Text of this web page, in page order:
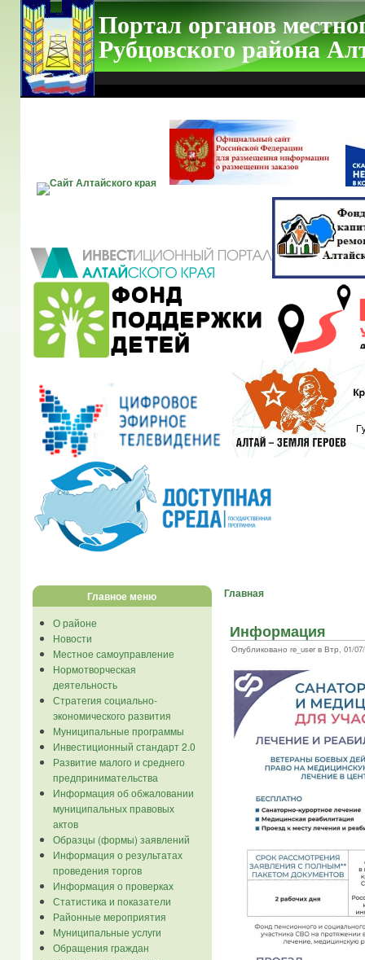
Портал органов
Рубцовского района
Главное меню
О районе
Новости
Местное самоуправление
Нормотворческая
деятельность
Стратегия социально-
экономического развития
Муниципальные программы
Инвестиционный стандарт 2.0
Развитие малого и среднего
предпринимательства
Информация об обжаловании
муниципальных правовых
актов
Образцы (формы) заявлений
Информация о результатах
проведения торгов
Информация о проверках
Статистика и показатели
Районные мероприятия
Муниципальные услуги
Обращения граждан
Главная
Информация
Опубликовано re_user в Втр, 01/07/